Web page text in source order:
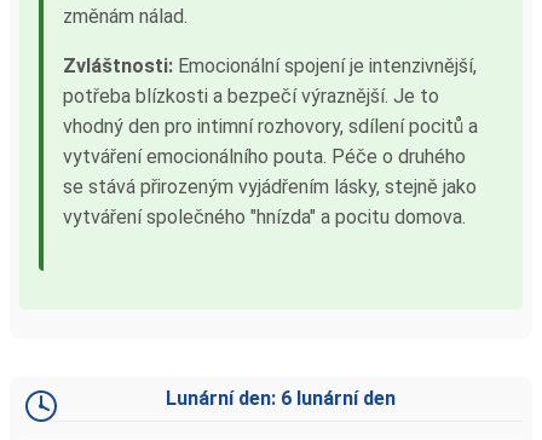
změnám nálad.
Zvláštnosti: Emocionální spojení je intenzivnější,
potřeba blízkosti a bezpečí výraznější. Je to
vhodný den pro intimní rozhovory, sdílení pocitů a
vytváření emocionálního pouta. Péče o druhého
se stává přirozeným vyjádřením lásky, stejně jako
vytváření společného "hnízda" a pocitu domova.
Lunární den: 6 lunární den